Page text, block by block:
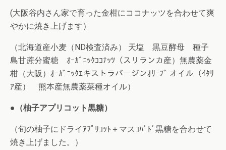
(大阪谷内さん家で育った金柑にココナッツを合わせて爽
やかに焼き上げます）
（北海道産小麦（ND検査済み） 天塩 黒豆酵母 種子
島甘蔗分蜜糖 ｵｰｶﾞﾆｯｸｺｺﾅｯﾂ（スリランカ産）無農薬金
柑（大阪）ｵｰｶﾞﾆｯｸｴキストラバージンｵﾘｰﾌﾞ オイル（ｲﾀﾘ
ｱ産） 熊本産無農薬菜種オイル）
●（柚子アプリコット黒糖）
（旬の柚子にドライｱﾌﾟﾘｺｯﾄ＋マスｺﾊﾞﾄﾞ黒糖を合わせて
焼き上げました。）